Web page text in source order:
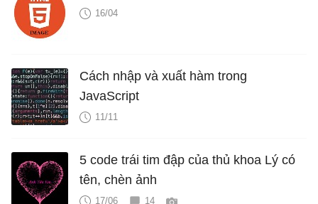
16/04
Cách nhập và xuất hàm trong
JavaScript
11/11
5 code trái tim đập của thủ khoa Lý có
tên, chèn ảnh
17/06 14